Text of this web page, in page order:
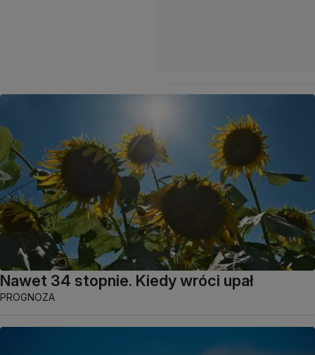
Nawet 34 stopnie. Kiedy wróci upał
PROGNOZA